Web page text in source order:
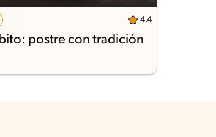
4.4
postre con tradición